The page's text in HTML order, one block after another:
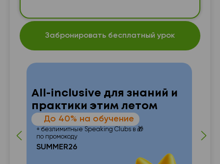
Забронировать бесплатный урок
All-inclusive для знаний и
практики этим летом
До 40% на обучение
+ безлимитные Speaking Clubs в 🎁
по промокоду
SUMMER26